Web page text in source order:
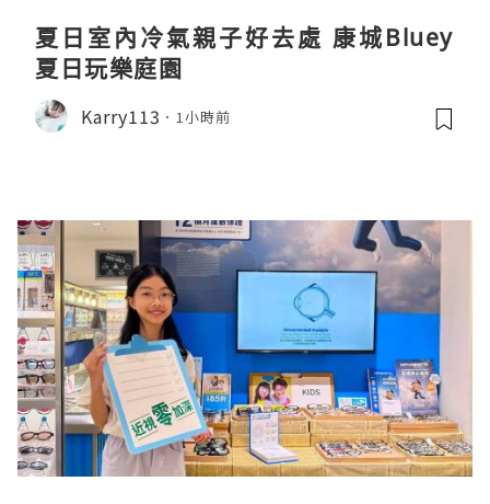
夏日室內冷氣親子好去處 康城Bluey
夏日玩樂庭園
Karry113 1小時前